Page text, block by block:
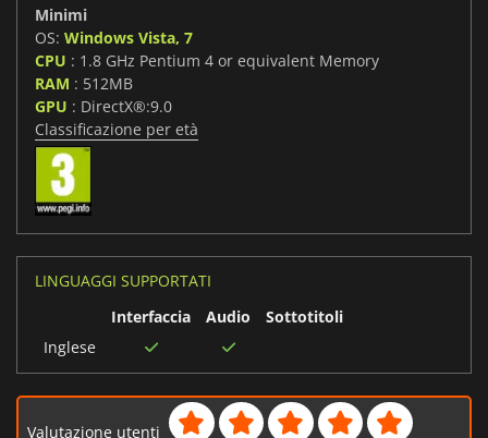
Minimi
OS: Windows Vista, 7
CPU : 1.8 GHz Pentium 4 or equivalent Memory
RAM : 512MB
GPU : DirectX®:9.0
Classificazione per età
LINGUAGGI SUPPORTATI
Interfaccia
Audio
Sottotitoli
Inglese
Valutazione utenti